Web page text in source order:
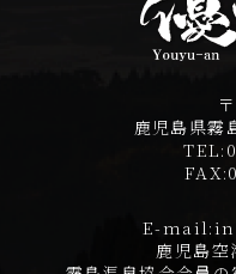
鹿児島県霧
TEL:
FAX:
E-mail:
鹿児島空